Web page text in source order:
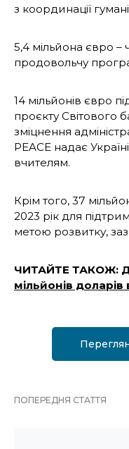
з координації
5,4 мільйона євро
продовольчу
14 мільйонів євро
проєкту Світового
зміцнення
PEACE надає
вчителям.
Крім того, 37
2023 рік для
метою розвитку,
ЧИТАЙТЕ ТАКОЖ:
мільйонів
ПОПЕРЕДНЯ СТАТТЯ